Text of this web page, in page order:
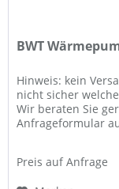
BWT
Hinweis: kein
nicht sicher
Wir beraten Sie
Anfrageformular
Preis auf Anfrage